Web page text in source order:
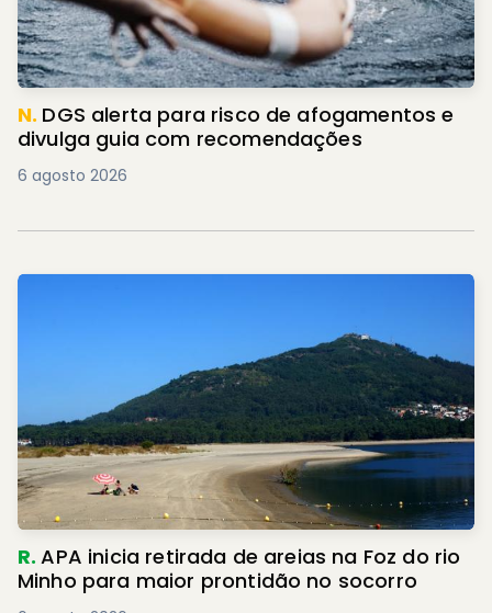
N. DGS alerta para risco de afogamentos e
divulga guia com recomendações
6 agosto 2026
R.APA inicia retirada de areias na Foz do rio
Minho para maior prontidão no socorro